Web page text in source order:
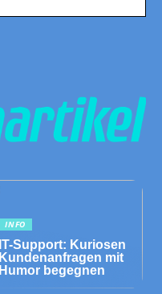
INFO
IT-Support: Kuriosen
Kundenanfragen mit
Humor begegnen